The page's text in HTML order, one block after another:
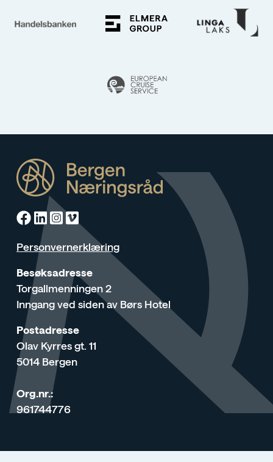
Facebook
Linkedin
Instagram
Vimeo
Personvernerklæring
Besøksadresse
Torgallmenningen 2
Inngang ved siden av Børs Hotel
Postadresse
Olav Kyrres gt. 11
5014 Bergen
Org.nr.:
961744776